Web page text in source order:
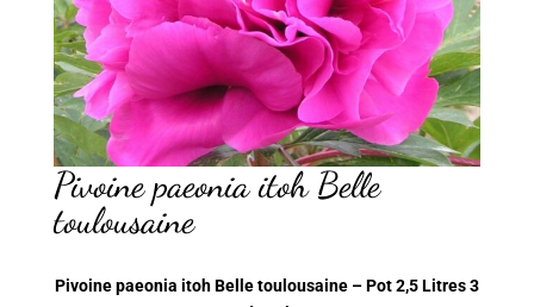
Pivoine paeonia itoh Belle
toulousaine
Pivoine paeonia itoh Belle toulousaine – Pot 2,5 Litres 3